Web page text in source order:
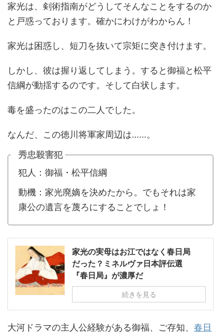
家光は、剣術指南がどうしてそんなことをするのか
と戸惑っております。確かにわけがわからん！
家光は困惑し、短刀を抜いて宗矩に突き付けます。
しかし、彼は握り返してしまう。すると御福と松平
信綱が動揺するのです。そして白状します。
毒を盛ったのはこの二人でした。
なんだ、この徳川将軍家周辺は……。
秀忠殺害犯
犯人：御福・松平信綱
動機：家光廃嫡を決めたから。でもそれは家
康公の遺言を蔑ろにすることでしょ！
家光の実母はお江ではなく春日局
だった？ミネルヴァ日本評伝選
『春日局』が濃厚だ
続きを見る
大河ドラマの主人公経験がある御福、ご存知、 春日